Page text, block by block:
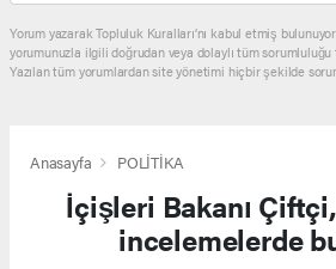
Yorum yazarak Topluluk Kuralları’nı kabul etmiş
yorumunuzla ilgili doğrudan veya dolaylı tüm sorumluluğu
Yazılan tüm yorumlardan site yönetimi hiçbir şekilde
Anasayfa POLİTİKA
İçişleri Bakanı
incelemelerde